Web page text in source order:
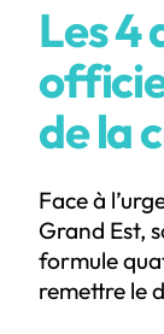
Les 4
de la
Face à
Grand Est,
formule
remettre le